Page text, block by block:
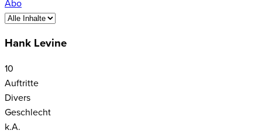
Abo
Hank Levine
10
Auftritte
Divers
Geschlecht
k.A.